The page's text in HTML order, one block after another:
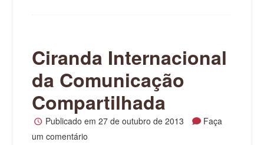
Ciranda Internacional
da Comunicação
Compartilhada
Publicado em 27 de outubro de 2013
Faça
um comentário